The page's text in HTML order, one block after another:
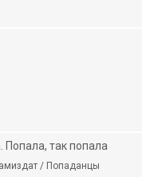
Попала, так попала
/ Попаданцы